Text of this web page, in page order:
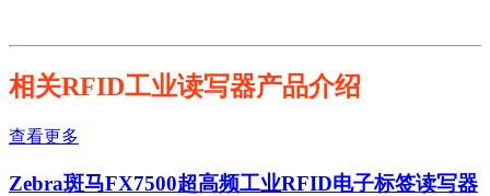
相关RFID工业读写器产品介绍
查看更多
Zebra斑马FX7500超高频工业RFID电子标签读写器